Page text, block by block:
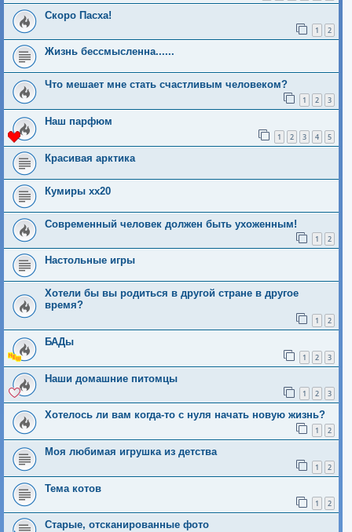
Скоро Пасха!
1 2
Жизнь бессмысленна......
Что мешает мне стать счастливым человеком?
1 2 3
Наш парфюм
1 2 3 4 5
Красивая арктика
Кумиры хх20
Современный человек должен быть ухоженным!
1 2
Настольные игры
Хотели бы вы родиться в другой стране в другое
время?
1 2
БАДы
1 2 3
Наши домашние питомцы
1 2 3
Хотелось ли вам когда-то с нуля начать новую жизнь?
1 2
Моя любимая игрушка из детства
1 2
Тема котов
1 2
Старые, отсканированные фото